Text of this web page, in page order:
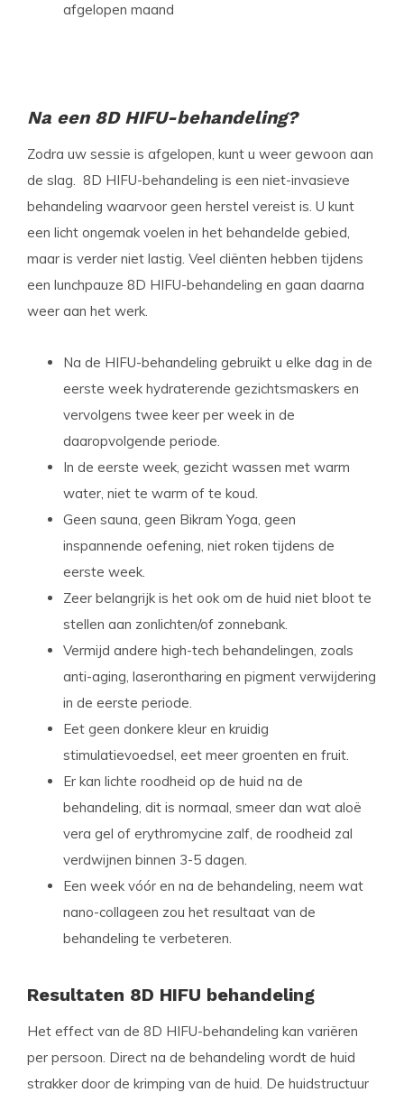
afgelopen maand
Na een 8D HIFU-behandeling?
Zodra uw sessie is afgelopen, kunt u weer gewoon aan
de slag. 8D HIFU-behandeling is een niet-invasieve
behandeling waarvoor geen herstel vereist is. U kunt
een licht ongemak voelen in het behandelde gebied,
maar is verder niet lastig. Veel cliënten hebben tijdens
een lunchpauze 8D HIFU-behandeling en gaan daarna
weer aan het werk.
Na de HIFU-behandeling gebruikt u elke dag in de
eerste week hydraterende gezichtsmaskers en
vervolgens twee keer per week in de
daaropvolgende periode.
In de eerste week, gezicht wassen met warm
water, niet te warm of te koud.
Geen sauna, geen Bikram Yoga, geen
inspannende oefening, niet roken tijdens de
eerste week.
Zeer belangrijk is het ook om de huid niet bloot te
stellen aan zonlichten/of zonnebank.
Vermijd andere high-tech behandelingen, zoals
anti-aging, laserontharing en pigment verwijdering
in de eerste periode.
Eet geen donkere kleur en kruidig
stimulatievoedsel, eet meer groenten en fruit.
Er kan lichte roodheid op de huid na de
behandeling, dit is normaal, smeer dan wat aloë
vera gel of erythromycine zalf, de roodheid zal
verdwijnen binnen 3-5 dagen.
Een week vóór en na de behandeling, neem wat
nano-collageen zou het resultaat van de
behandeling te verbeteren.
Resultaten 8D HIFU behandeling
Het effect van de 8D HIFU-behandeling kan variëren
per persoon. Direct na de behandeling wordt de huid
strakker door de krimping van de huid. De huidstructuur